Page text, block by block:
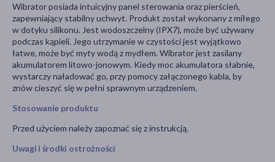
Wibrator posiada intuicyjny panel sterowania oraz pierścień,
zapewniający stabilny uchwyt. Produkt został wykonany z miłego
w dotyku silikonu. Jest wodoszczelny (IPX7), może być używany
podczas kąpieli. Jego utrzymanie w czystości jest wyjątkowo
łatwe, może być myty wodą z mydłem. Wibrator jest zasilany
akumulatorem litowo-jonowym. Kiedy moc akumulatora słabnie,
wystarczy naładować go, przy pomocy załączonego kabla, by
znów cieszyć się w pełni sprawnym urządzeniem.
Stosowanie produktu
Przed użyciem należy zapoznać się z instrukcją.
Uwagi i środki ostrożności